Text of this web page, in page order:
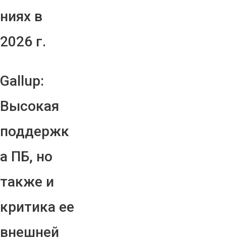
ниях в
2026 г.
Gallup:
Высокая
поддержк
а ПБ, но
также и
критика ее
внешней